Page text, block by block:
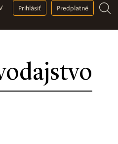
Prihlásiť Predplatné